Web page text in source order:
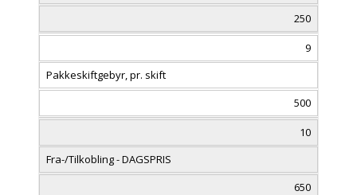
250
9
Pakkeskiftgebyr, pr. skift
500
10
Fra-/Tilkobling - DAGSPRIS
650